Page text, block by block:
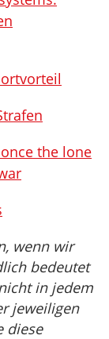
the lone
wenn wir
bedeutet
in jedem
jeweiligen
diese